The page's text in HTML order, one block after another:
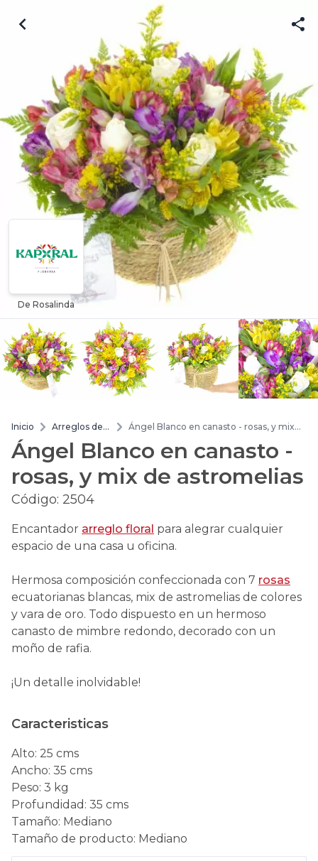
De Rosalinda
Inicio
Arreglos de
Ángel Blanco en canasto - rosas, y mix
Ángel Blanco en canasto -
rosas, y mix de astromelias
Código: 2504
Encantador arreglo floral para alegrar cualquier
espacio de una casa u oficina.
Hermosa composición confeccionada con 7 rosas
ecuatorianas blancas, mix de astromelias de colores
y vara de oro. Todo dispuesto en un hermoso
canasto de mimbre redondo, decorado con un
moño de rafia.
¡Un detalle inolvidable!
Caracteristicas
Alto: 25 cms
Ancho: 35 cms
Peso: 3 kg
Profundidad : 35 cms
Tamaño: Mediano
Tamaño de producto: Mediano